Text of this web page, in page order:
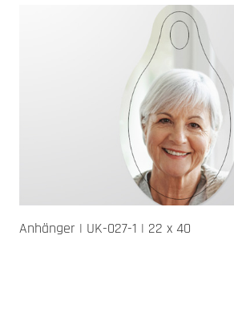
Anhänger | UK-027-1 | 22 x 40